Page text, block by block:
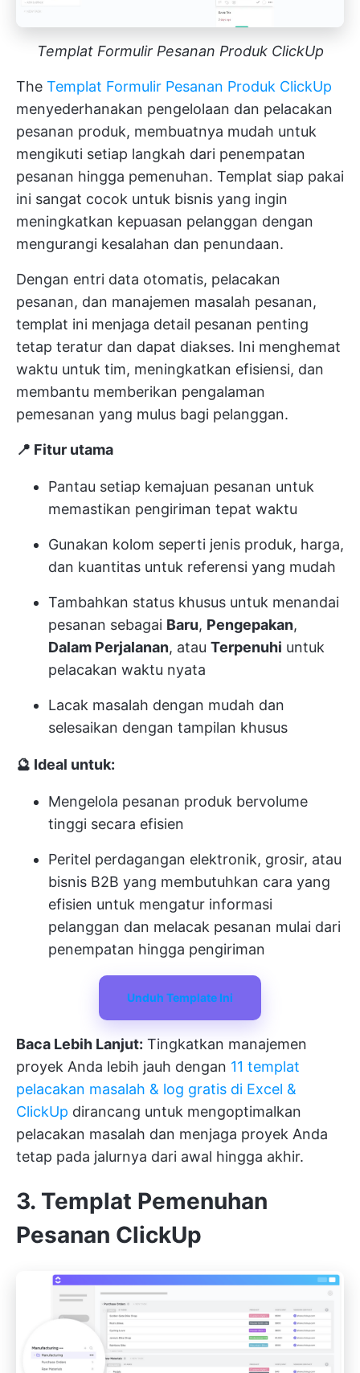
Templat Formulir Pesanan Produk ClickUp
The Templat Formulir Pesanan Produk ClickUp
menyederhanakan pengelolaan dan pelacakan
pesanan produk, membuatnya mudah untuk
mengikuti setiap langkah dari penempatan
pesanan hingga pemenuhan. Templat siap pakai
ini sangat cocok untuk bisnis yang ingin
meningkatkan kepuasan pelanggan dengan
mengurangi kesalahan dan penundaan.
Dengan entri data otomatis, pelacakan
pesanan, dan manajemen masalah pesanan,
templat ini menjaga detail pesanan penting
tetap teratur dan dapat diakses. Ini menghemat
waktu untuk tim, meningkatkan efisiensi, dan
membantu memberikan pengalaman
pemesanan yang mulus bagi pelanggan.
📍 Fitur utama
Pantau setiap kemajuan pesanan untuk
memastikan pengiriman tepat waktu
Gunakan kolom seperti jenis produk, harga,
dan kuantitas untuk referensi yang mudah
Tambahkan status khusus untuk menandai
pesanan sebagai Baru, Pengepakan,
Dalam Perjalanan, atau Terpenuhi untuk
pelacakan waktu nyata
Lacak masalah dengan mudah dan
selesaikan dengan tampilan khusus
🔮 Ideal untuk:
Mengelola pesanan produk bervolume
tinggi secara efisien
Peritel perdagangan elektronik, grosir, atau
bisnis B2B yang membutuhkan cara yang
efisien untuk mengatur informasi
pelanggan dan melacak pesanan mulai dari
penempatan hingga pengiriman
Unduh Template Ini
Baca Lebih Lanjut: Tingkatkan manajemen
proyek Anda lebih jauh dengan 11 templat
pelacakan masalah & log gratis di Excel &
ClickUp dirancang untuk mengoptimalkan
pelacakan masalah dan menjaga proyek Anda
tetap pada jalurnya dari awal hingga akhir.
3. Templat Pemenuhan
Pesanan ClickUp